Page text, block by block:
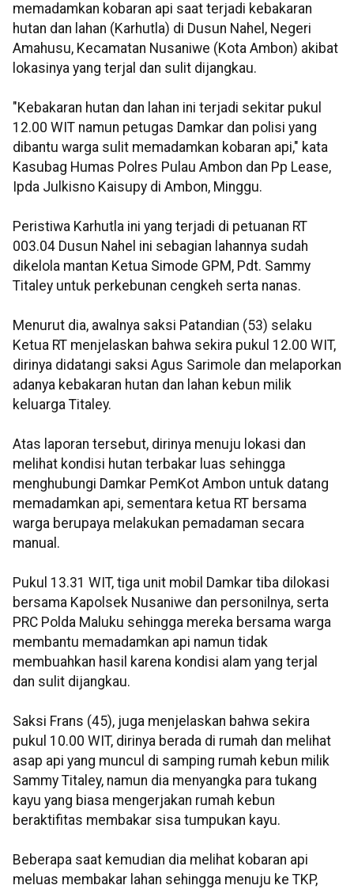
memadamkan kobaran api saat terjadi kebakaran
hutan dan lahan (Karhutla) di Dusun Nahel, Negeri
Amahusu, Kecamatan Nusaniwe (Kota Ambon) akibat
lokasinya yang terjal dan sulit dijangkau.
"Kebakaran hutan dan lahan ini terjadi sekitar pukul
12.00 WIT namun petugas Damkar dan polisi yang
dibantu warga sulit memadamkan kobaran api," kata
Kasubag Humas Polres Pulau Ambon dan Pp Lease,
Ipda Julkisno Kaisupy di Ambon, Minggu.
Peristiwa Karhutla ini yang terjadi di petuanan RT
003.04 Dusun Nahel ini sebagian lahannya sudah
dikelola mantan Ketua Simode GPM, Pdt. Sammy
Titaley untuk perkebunan cengkeh serta nanas.
Menurut dia, awalnya saksi Patandian (53) selaku
Ketua RT menjelaskan bahwa sekira pukul 12.00 WIT,
dirinya didatangi saksi Agus Sarimole dan melaporkan
adanya kebakaran hutan dan lahan kebun milik
keluarga Titaley.
Atas laporan tersebut, dirinya menuju lokasi dan
melihat kondisi hutan terbakar luas sehingga
menghubungi Damkar PemKot Ambon untuk datang
memadamkan api, sementara ketua RT bersama
warga berupaya melakukan pemadaman secara
manual.
Pukul 13.31 WIT, tiga unit mobil Damkar tiba dilokasi
bersama Kapolsek Nusaniwe dan personilnya, serta
PRC Polda Maluku sehingga mereka bersama warga
membantu memadamkan api namun tidak
membuahkan hasil karena kondisi alam yang terjal
dan sulit dijangkau.
Saksi Frans (45), juga menjelaskan bahwa sekira
pukul 10.00 WIT, dirinya berada di rumah dan melihat
asap api yang muncul di samping rumah kebun milik
Sammy Titaley, namun dia menyangka para tukang
kayu yang biasa mengerjakan rumah kebun
beraktifitas membakar sisa tumpukan kayu.
Beberapa saat kemudian dia melihat kobaran api
meluas membakar lahan sehingga menuju ke TKP,